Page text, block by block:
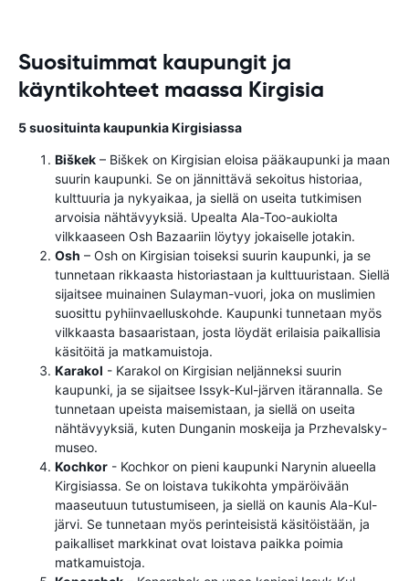
Suosituimmat kaupungit ja
käyntikohteet maassa Kirgisia
5 suosituinta kaupunkia Kirgisiassa
Biškek – Biškek on Kirgisian eloisa pääkaupunki ja maan
suurin kaupunki. Se on jännittävä sekoitus historiaa,
kulttuuria ja nykyaikaa, ja siellä on useita tutkimisen
arvoisia nähtävyyksiä. Upealta Ala-Too-aukiolta
vilkkaaseen Osh Bazaariin löytyy jokaiselle jotakin.
Osh – Osh on Kirgisian toiseksi suurin kaupunki, ja se
tunnetaan rikkaasta historiastaan ​​ja kulttuuristaan. Siellä
sijaitsee muinainen Sulayman-vuori, joka on muslimien
suosittu pyhiinvaelluskohde. Kaupunki tunnetaan myös
vilkkaasta basaaristaan, josta löydät erilaisia ​​paikallisia
käsitöitä ja matkamuistoja.
Karakol - Karakol on Kirgisian neljänneksi suurin
kaupunki, ja se sijaitsee Issyk-Kul-järven itärannalla. Se
tunnetaan upeista maisemistaan, ja siellä on useita
nähtävyyksiä, kuten Dunganin moskeija ja Przhevalsky-
museo.
Kochkor - Kochkor on pieni kaupunki Narynin alueella
Kirgisiassa. Se on loistava tukikohta ympäröivään
maaseutuun tutustumiseen, ja siellä on kaunis Ala-Kul-
järvi. Se tunnetaan myös perinteisistä käsitöistään, ja
paikalliset markkinat ovat loistava paikka poimia
matkamuistoja.